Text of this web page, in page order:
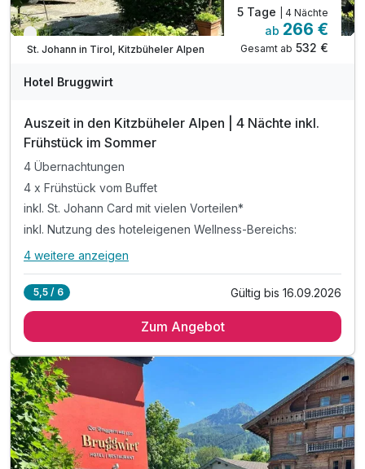
Nur noch bis September
St. Johann in Tirol, Kitzbüheler Alpen
5 Tage | 4 Nächte
ab 266 €
Gesamt ab 532 €
Hotel Bruggwirt
Auszeit in den Kitzbüheler Alpen | 4 Nächte inkl.
Frühstück im Sommer
4 Übernachtungen
4 x Frühstück vom Buffet
inkl. St. Johann Card mit vielen Vorteilen*
inkl. Nutzung des hoteleigenen Wellness-Bereichs:
Alle Inklusivleistungen
4 x Frühstück vom Buffet
inkl. Nutzung des hoteleigenen Wellness-Bereichs:
mit Sauna, Infrarotkabine & Wärmeliegen
inkl. Fahrradabstellraum & Skistall
ink. Welcome drink
inkl. Eintritt in die Panorama Badewelt*
4 weitere anzeigen
5,5 / 6 Gültig bis 16.09.2026
Zum Angebot